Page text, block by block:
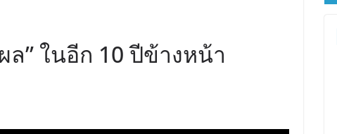
” ในอีก 10 ปีข้างหน้า